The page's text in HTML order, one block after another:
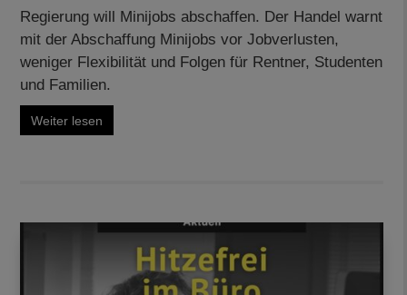
Regierung will Minijobs abschaffen. Der Handel warnt
mit der Abschaffung Minijobs vor Jobverlusten,
weniger Flexibilität und Folgen für Rentner, Studenten
und Familien.
Weiter lesen